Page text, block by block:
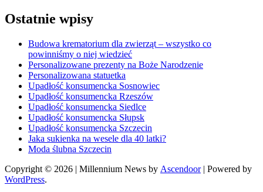
Ostatnie wpisy
Budowa krematorium dla zwierząt – wszystko co
powinniśmy o niej wiedzieć
Personalizowane prezenty na Boże Narodzenie
Personalizowana statuetka
Upadłość konsumencka Sosnowiec
Upadłość konsumencka Rzeszów
Upadłość konsumencka Siedlce
Upadłość konsumencka Słupsk
Upadłość konsumencka Szczecin
Jaka sukienka na wesele dla 40 latki?
Moda ślubna Szczecin
Copyright © 2026 | Millennium News by Ascendoor| Powered by
WordPress.